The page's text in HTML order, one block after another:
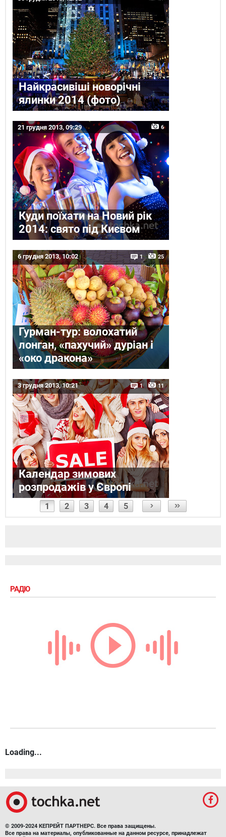
Найкрасивіші новорічні
ялинки 2014 (фото)
21 грудня 2013, 09:29 6
Куди поїхати на Новий рік
2014: свято під Києвом
6 грудня 2013, 10:02 1 25
Гурман-тур: волохатий
лонган, «пахучий» дуріан і
«око дракона»
3 грудня 2013, 10:21 1 11
Календар зимових
розпродажів у Європі
1 2 3 4 5
РАДІО
Loading...
© 2009-2024 КЕПРЕЙТ ПАРТНЕРС. Все права защищены.
Все права на материалы, опубликованные на данном ресурсе, принадлежат